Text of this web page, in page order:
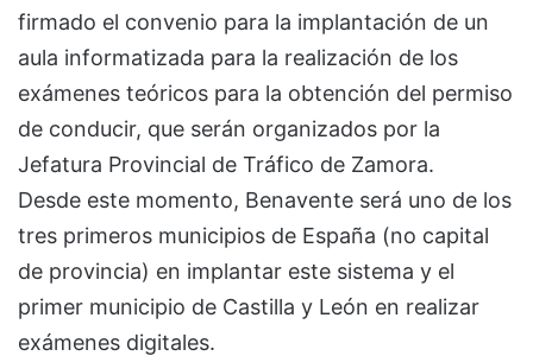
firmado el convenio para la implantación de un
aula informatizada para la realización de los
exámenes teóricos para la obtención del permiso
de conducir, que serán organizados por la
Jefatura Provincial de Tráfico de Zamora.
Desde este momento, Benavente será uno de los
tres primeros municipios de España (no capital
de provincia) en implantar este sistema y el
primer municipio de Castilla y León en realizar
exámenes digitales.